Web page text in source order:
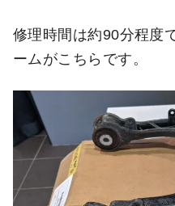
修理時間は約90分程度
ームがこちらです。